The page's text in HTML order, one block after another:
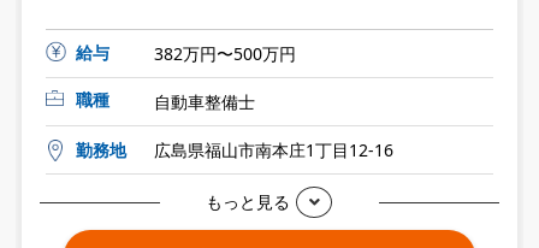
給与
382万円〜500万円
職種
自動車整備士
勤務地 広島県福山市南本庄1丁目12-16
もっと見る